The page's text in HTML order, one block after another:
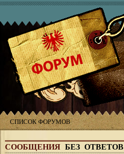
СПИСОК ФОРУМОВ
СООБЩЕНИЯ БЕЗ ОТВЕТОВ